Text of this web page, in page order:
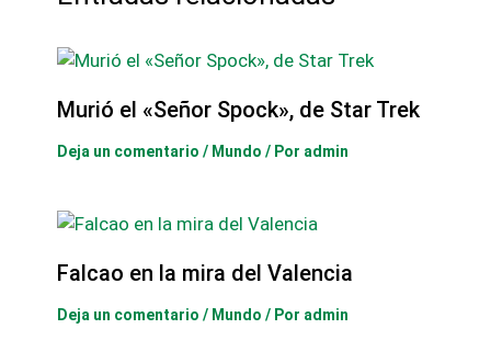
Murió el «Señor Spock», de Star Trek
Deja un comentario / Mundo / Por admin
Falcao en la mira del Valencia
Deja un comentario / Mundo / Por admin